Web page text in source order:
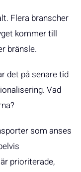
Flera branscher
kommer till
bränsle.
det på senare tid
Vad
som anses
prioriterade,